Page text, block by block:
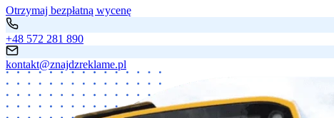
Otrzymaj bezpłatną wycenę
+48 572 281 890
kontakt@znajdzreklame.pl